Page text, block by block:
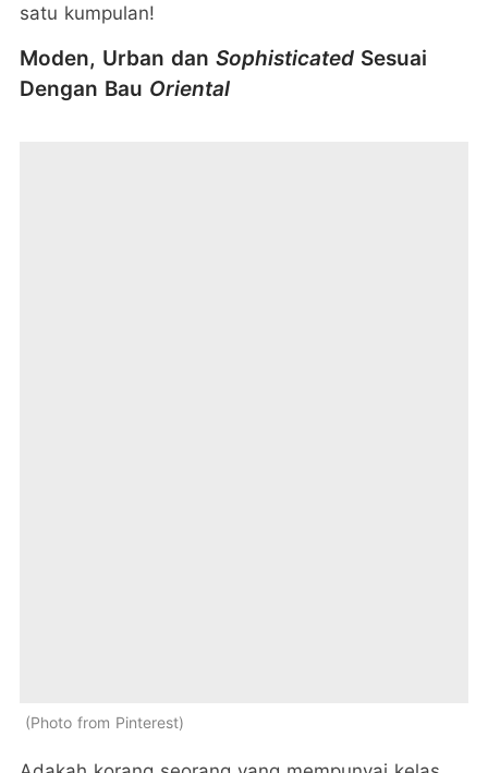
satu kumpulan!
Moden, Urban dan Sophisticated Sesuai
Dengan Bau Oriental
Photo from Pinterest